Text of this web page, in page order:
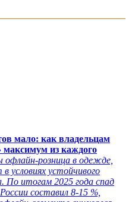
мало: как владельцам
максимум из каждого
офлайн-розница в одежде,
условиях устойчивого
По итогам 2025 года спад
составил 8-15 %,